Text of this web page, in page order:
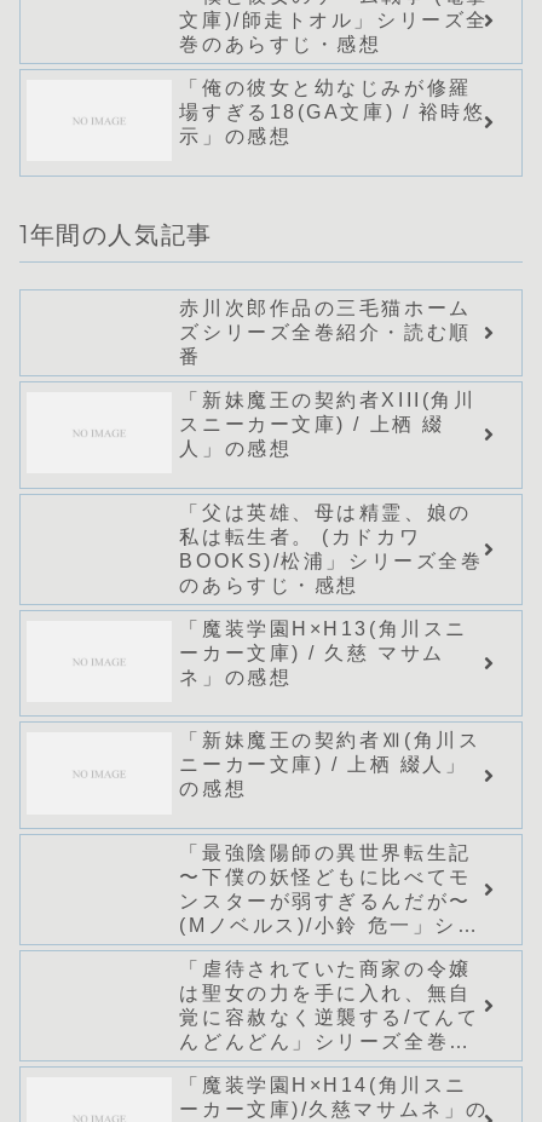
文庫)/師走トオル」シリーズ全
巻のあらすじ・感想
「俺の彼女と幼なじみが修羅
場すぎる18(GA文庫) / 裕時悠
示」の感想
1年間の人気記事
赤川次郎作品の三毛猫ホーム
ズシリーズ全巻紹介・読む順
番
「新妹魔王の契約者XIII(角川
スニーカー文庫) / 上栖 綴
人」の感想
「父は英雄、母は精霊、娘の
私は転生者。 (カドカワ
BOOKS)/松浦」シリーズ全巻
のあらすじ・感想
「魔装学園H×H13(角川スニ
ーカー文庫) / 久慈 マサム
ネ」の感想
「新妹魔王の契約者Ⅻ(角川ス
ニーカー文庫) / 上栖 綴人」
の感想
「最強陰陽師の異世界転生記
〜下僕の妖怪どもに比べてモ
ンスターが弱すぎるんだが〜
(Mノベルス)/小鈴 危一」シリ
ーズ全巻のあらすじ・感想
「虐待されていた商家の令嬢
は聖女の力を手に入れ、無自
覚に容赦なく逆襲する/てんて
んどんどん」シリーズ全巻の
あらすじ・感想
「魔装学園H×H14(角川スニ
ーカー文庫)/久慈マサムネ」の